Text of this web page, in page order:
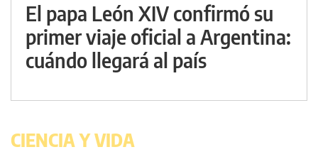
El papa León XIV confirmó su
primer viaje oficial a Argentina:
cuándo llegará al país
CIENCIA Y VIDA